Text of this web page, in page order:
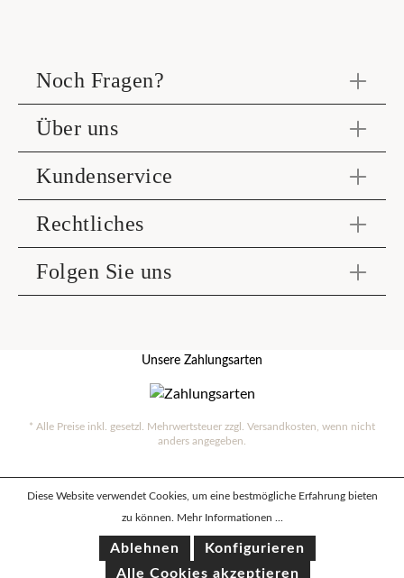
Noch Fragen?
Über uns
Kundenservice
Rechtliches
Folgen Sie uns
Unsere Zahlungsarten
* Alle Preise inkl. gesetzl. Mehrwertsteuer zzgl. Versandkosten , wenn nicht
anders angegeben.
Diese Website verwendet Cookies, um eine bestmögliche Erfahrung bieten
zu können.
Mehr Informationen ...
Ablehnen
Konfigurieren
Alle Cookies akzeptieren